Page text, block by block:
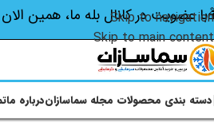
Skip to navigation
Skip to main content
عضویت در کانال بله ما، همین
دسته بندی محصولات مجله سماسازاندرباره ما